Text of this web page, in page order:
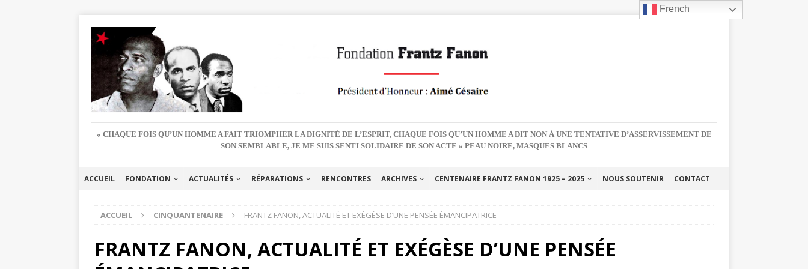
« CHAQUE FOIS QU’UN HOMME A FAIT TRIOMPHER LA DIGNITÉ DE L’ESPRIT, CHAQUE FOIS QU’UN HOMME A DIT NON À UNE TENTATIVE D’ASSERVISSEMENT DE
SON SEMBLABLE, JE ME SUIS SENTI SOLIDAIRE DE SON ACTE » PEAU NOIRE, MASQUES BLANCS
ACCUEIL FONDATION ACTUALITÉS RÉPARATIONS RENCONTRES ARCHIVES CENTENAIRE FRANTZ FANON 1925 – 2025 NOUS SOUTENIR CONTACT
ACCUEIL CINQUANTENAIRE FRANTZ FANON, ACTUALITÉ ET EXÉGÈSE D’UNE PENSÉE ÉMANCIPATRICE
FRANTZ FANON, ACTUALITÉ ET EXÉGÈSE D’UNE PENSÉE
French